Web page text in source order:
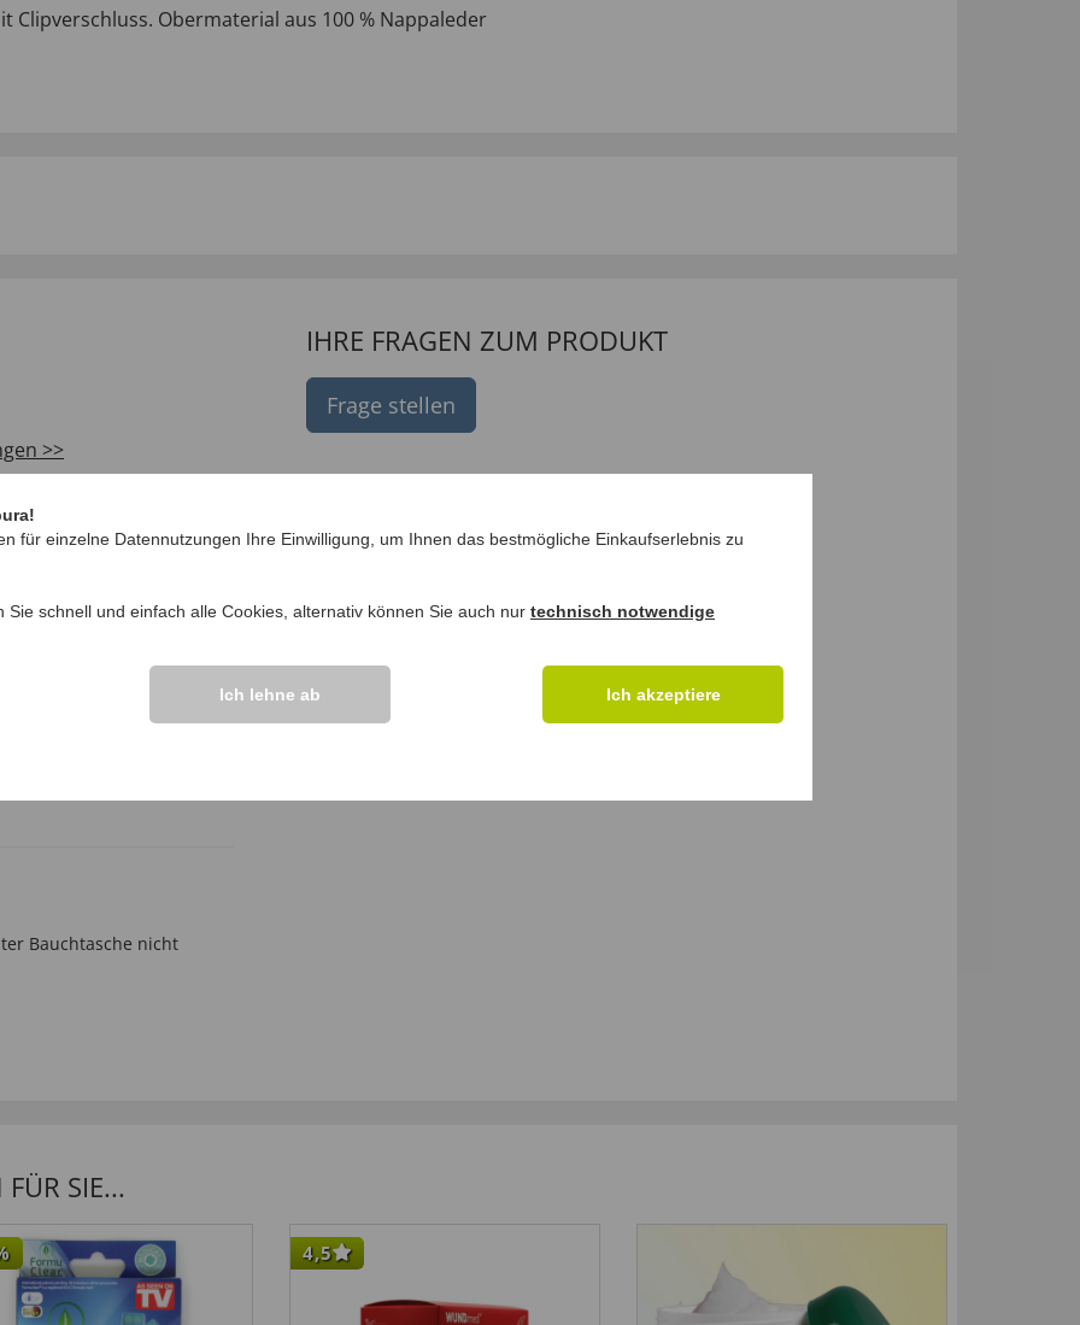
Obermaterial aus 100 % Nappaleder
>>
Erwartungen.”
Bauchtasche nicht
IHRE FRAGEN ZUM PRODUKT
Frage stellen
SIE...
4,5
für einzelne Datennutzungen Ihre Einwilligung, um Ihnen das bestmögliche Einkaufserlebnis zu
Sie schnell und einfach alle Cookies, alternativ können Sie auch nur technisch notwendige
Ich lehne ab Ich akzeptiere